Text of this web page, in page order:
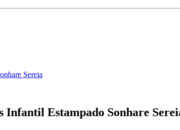
Sereia
Infantil Estampado Sonhare